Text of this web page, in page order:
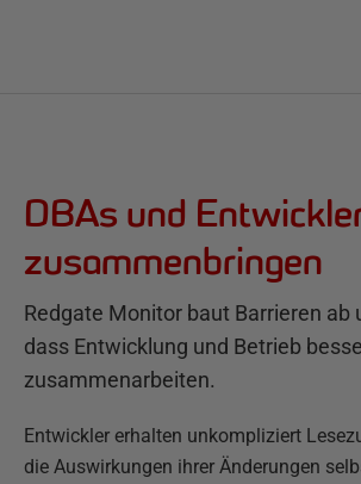
DBAs und
zusammenbringen
Redgate Monitor baut Barrieren ab
dass Entwicklung und Betrieb
zusammenarbeiten.
Entwickler erhalten unkompliziert
die Auswirkungen ihrer Änderungen